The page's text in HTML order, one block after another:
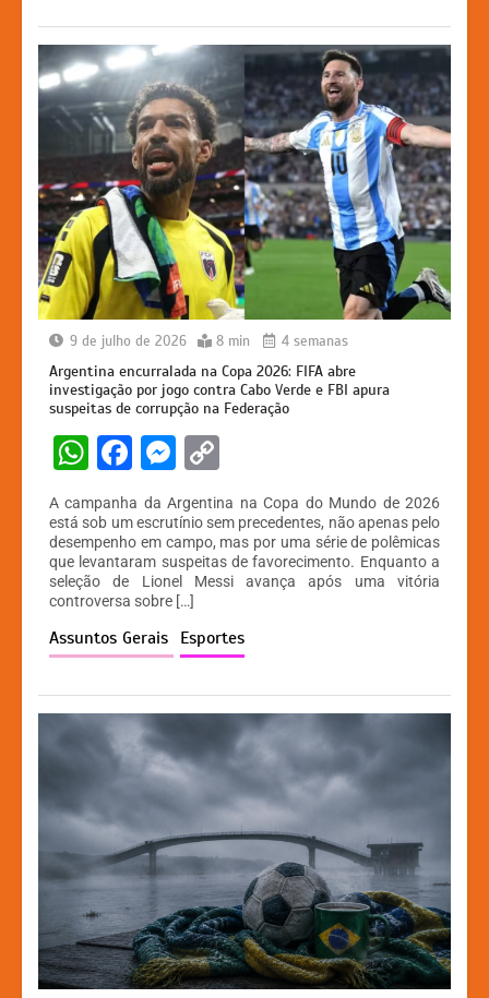
k
er
9 de julho de 2026 8 min 4 semanas
Argentina encurralada na Copa 2026: FIFA abre
investigação por jogo contra Cabo Verde e FBI apura
suspeitas de corrupção na Federação
W
at
s
A
p
p
F
a
c
e
b
o
o
k
M
s
s
e
n
g
er
p
y
Li
n
k
A campanha da Argentina na Copa do Mundo de 2026
está sob um escrutínio sem precedentes, não apenas pelo
desempenho em campo, mas por uma série de polêmicas
que levantaram suspeitas de favorecimento. Enquanto a
seleção de Lionel Messi avança após uma vitória
controversa sobre […]
Assuntos Gerais Esportes